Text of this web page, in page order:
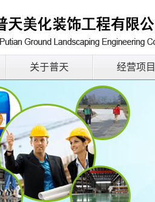
关于普天 经营项目